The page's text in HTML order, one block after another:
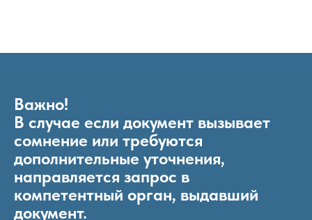
Важно!
В случае если документ вызывает
сомнение или требуются
дополнительные уточнения,
направляется запрос в
компетентный орган, выдавший
документ.